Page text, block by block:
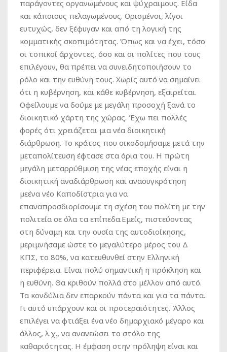
παράγοντες οργανωμένους και ψύχραιμους. Είδα
και κάποιους πελαγωμένους. Ορισμένοι, λίγοι
ευτυχώς, δεν ξέφυγαν και από τη λογική της
κομματικής σκοπιμότητας. Όπως και να έχει, τόσο
οι τοπικοί άρχοντες, όσο και οι πολίτες που τους
επιλέγουν, θα πρέπει να συνειδητοποιήσουν το
ρόλο και την ευθύνη τους. Χωρίς αυτό να σημαίνει
ότι η κυβέρνηση, και κάθε κυβέρνηση, εξαιρείται.
Οφείλουμε να δούμε με μεγάλη προσοχή ξανά το
διοικητικό χάρτη της χώρας. Έχω πει πολλές
φορές ότι χρειάζεται μια νέα διοικητική
διάρθρωση. Το κράτος που οικοδομήσαμε μετά την
μεταπολίτευση έφτασε στα όρια του. Η πρώτη
μεγάλη μεταρρύθμιση της νέας εποχής είναι η
διοικητική αναδιάρθρωση και ανασυγκρότηση
μεένα νέο Καποδίστρια για να
επαναπροσδιορίσουμε τη σχέση του πολίτη με την
πολιτεία σε όλα τα επίπεδα.Εμείς, πιστεύοντας
στη δύναμη και την ουσία της αυτοδιοίκησης,
μεριμνήσαμε ώστε το μεγαλύτερο μέρος του Δ
ΚΠΣ, το 80%, να κατευθυνθεί στην Ελληνική
περιφέρεια. Είναι πολύ σημαντική η πρόκληση και
η ευθύνη. Θα κριθούν πολλά στο μέλλον από αυτό.
Τα κονδύλια δεν επαρκούν πάντα και για τα πάντα.
Γι αυτό υπάρχουν και οι προτεραιότητες. Άλλος
επιλέγει να φτιάξει ένα νέο δημαρχιακό μέγαρο και
άλλος, λ.χ., να ανανεώσει το στόλο της
καθαριότητας. Η έμφαση στην πρόληψη είναι και